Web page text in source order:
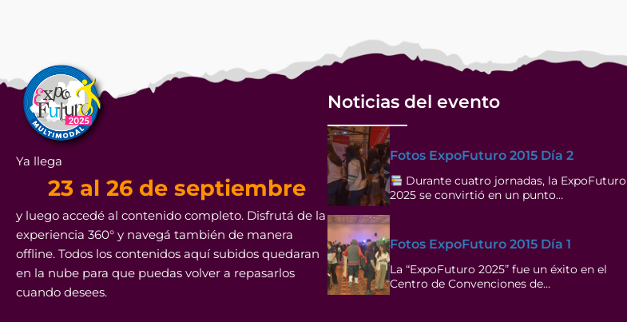
Ya llega
23 al 26 de septiembre
y luego accedé al contenido completo. Disfrutá de la
experiencia 360° y navegá también de manera
offline. Todos los contenidos aquí subidos quedaran
en la nube para que puedas volver a repasarlos
cuando desees.
Noticias del evento
Fotos ExpoFuturo 2015 Día 2
Durante cuatro jornadas, la ExpoFuturo
2025 se convirtió en un punto…
Fotos ExpoFuturo 2015 Día 1
La “ExpoFuturo 2025” fue un éxito en el
Centro de Convenciones de…